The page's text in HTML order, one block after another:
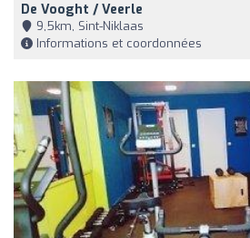
De Vooght / Veerle
9,5km, Sint-Niklaas
Informations et coordonnées